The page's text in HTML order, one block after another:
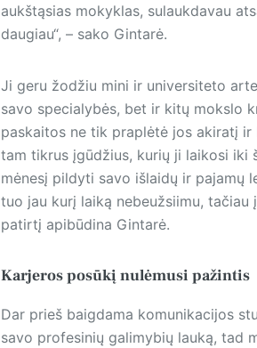
aukštąsias mokyklas, sulaukdavau
daugiau“, – sako Gintarė.
Ji geru žodžiu mini ir universiteto
savo specialybės, bet ir kitų mokslo
paskaitos ne tik praplėtė jos akiratį
tam tikrus įgūdžius, kurių ji laikosi iki
mėnesį pildyti savo išlaidų ir pajamų
tuo jau kurį laiką nebeužsiimu,
patirtį apibūdina Gintarė.
Karjeros posūkį nulėmusi pažintis
Dar prieš baigdama komunikacijos
savo profesinių galimybių lauką, tad